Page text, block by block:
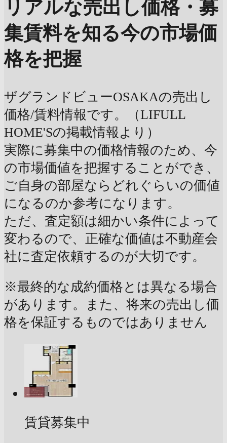
リアルな売出し価格・募
集賃料を知る今の市場価
格を把握
ザグランドビューOSAKAの売出し
価格/賃料情報です。（LIFULL
HOME'Sの掲載情報より）
実際に募集中の価格情報のため、今
の市場価値を把握することができ、
ご自身の部屋ならどれぐらいの価値
になるのか参考になります。
ただ、査定額は細かい条件によって
変わるので、正確な価値は不動産会
社に査定依頼するのが大切です。
※最終的な成約価格とは異なる場合
があります。また、将来の売出し価
格を保証するものではありません
賃貸募集中